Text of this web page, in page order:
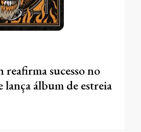
sucesso no
álbum de estreia